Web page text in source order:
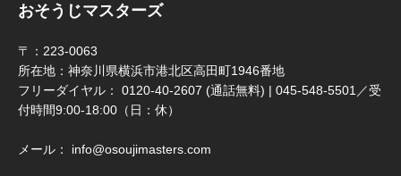
おそうじマスターズ
〒：223-0063
所在地：神奈川県横浜市港北区高田町1946番地
フリーダイヤル： 0120-40-2607 (通話無料) | 045-548-5501／受
付時間9:00-18:00（日：休）
メール： info@osoujimasters.com